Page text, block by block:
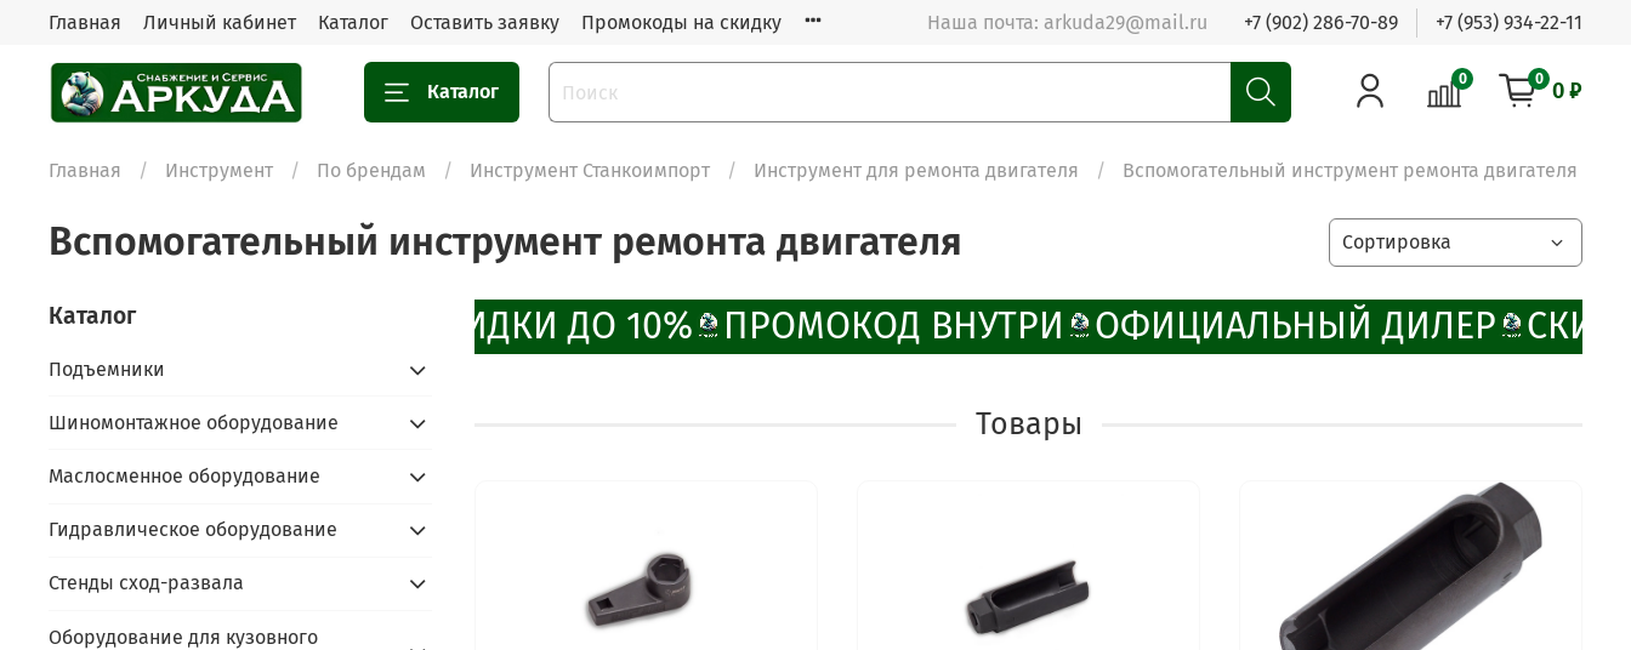
Главная Личный кабинет Каталог Оставить заявку Промокоды на скидку Наша почта: arkuda29@mail.ru +7 (902) 286-70-89 +7 (953) 934-22-11
Каталог
0 0 0 ₽
Главная Инструмент По брендам Инструмент Станкоимпорт Инструмент для ремонта двигателя Вспомогательный инструмент ремонта двигателя
Вспомогательный инструмент ремонта двигателя
СКИДКИ ДО 10% ПРОМОКОД ВНУТРИ ОФИЦИАЛЬНЫЙ ДИЛЕР
Товары
Каталог
Подъемники
Шиномонтажное оборудование
Маслосменное оборудование
Гидравлическое оборудование
Стенды сход-развала
Оборудование для кузовного